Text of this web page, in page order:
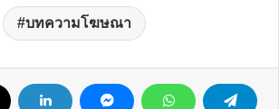
บทความโฆษณา